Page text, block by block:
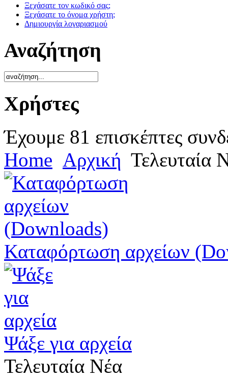
Ξεχάσατε τον κωδικό σας;
Ξεχάσατε το όνομα χρήστη;
Δημιουργία λογαριασμού
Αναζήτηση
Χρήστες
Έχουμε 81 επισκέπτες
Home Αρχική Τελευταία
Καταφόρτωση αρχείων
Ψάξε για αρχεία
Τελευταία Νέα